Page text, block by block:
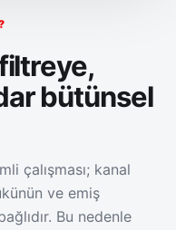
bütünsel
çalışması; kanal
ve emiş
Bu nedenle